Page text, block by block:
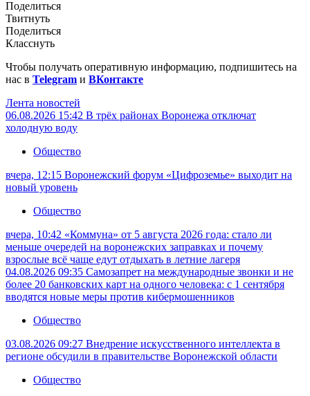
Поделиться
Твитнуть
Поделиться
Класснуть
Чтобы получать оперативную информацию, подпишитесь на
нас в Telegram и ВКонтакте
Лента новостей
06.08.2026 15:42 В трёх районах Воронежа отключат
холодную воду
Общество
вчера, 12:15 Воронежский форум «Цифроземье» выходит на
новый уровень
Общество
вчера, 10:42 «Коммуна» от 5 августа 2026 года: стало ли
меньше очередей на воронежских заправках и почему
взрослые всё чаще едут отдыхать в летние лагеря
04.08.2026 09:35 Самозапрет на международные звонки и не
более 20 банковских карт на одного человека: с 1 сентября
вводятся новые меры против кибермошенников
Общество
03.08.2026 09:27 Внедрение искусственного интеллекта в
регионе обсудили в правительстве Воронежской области
Общество